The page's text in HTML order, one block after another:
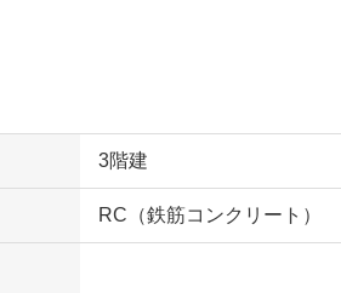
3階建
RC（鉄筋コンクリート）